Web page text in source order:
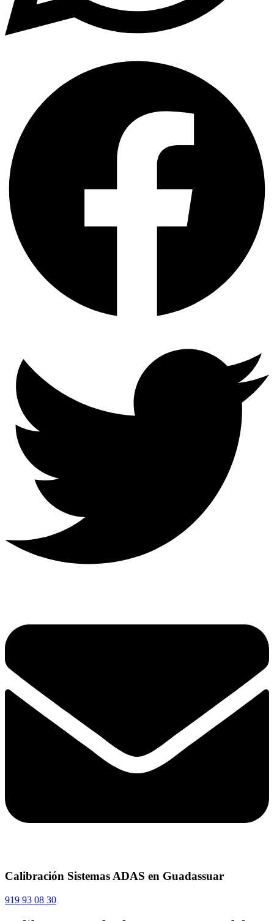
Calibración Sistemas ADAS en Guadassuar
919 93 08 30